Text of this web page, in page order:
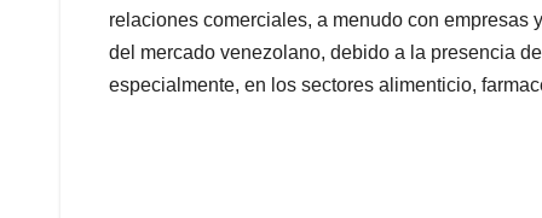
relaciones comerciales, a menudo con empresas
del mercado venezolano, debido a la presencia
especialmente, en los sectores alimenticio,